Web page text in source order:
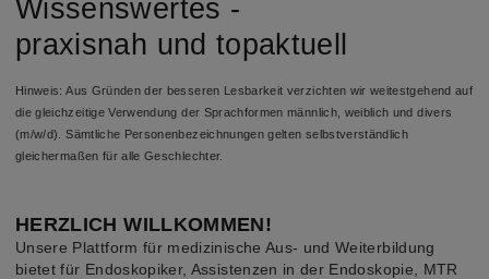
Wissenswertes -
praxisnah und topaktuell
Hinweis: Aus Gründen der besseren Lesbarkeit verzichten wir weitestgehend auf
die gleichzeitige Verwendung der Sprachformen männlich, weiblich und divers
(m/w/d). Sämtliche Personenbezeichnungen gelten selbstverständlich
gleichermaßen für alle Geschlechter.
HERZLICH WILLKOMMEN!
Unsere Plattform für medizinische Aus- und Weiterbildung
bietet für Endoskopiker, Assistenzen in der Endoskopie, MTR